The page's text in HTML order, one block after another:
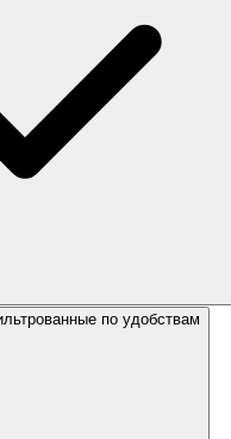
по удобствам